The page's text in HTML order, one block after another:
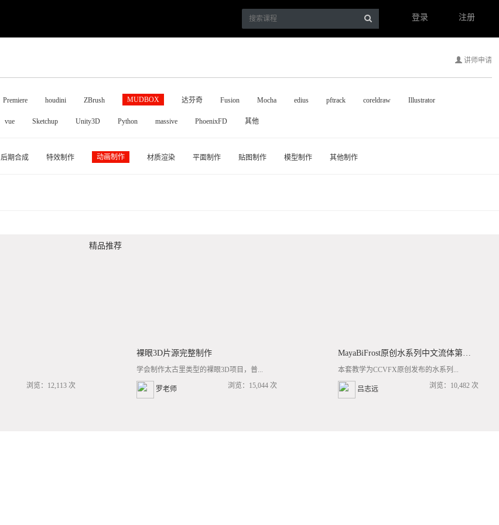
登录 注册
讲师申请
Premiere houdini ZBrush MUDBOX 达芬奇 Fusion Mocha edius pftrack coreldraw Illustrator
vue Sketchup Unity3D Python massive PhoenixFD 其他
后期合成 特效制作 动画制作 材质渲染 平面制作 贴图制作 模型制作 其他制作
精品推荐
浏览：12,113 次
裸眼3D片源完整制作
学会制作太古里类型的裸眼3D项目，普...
罗老师 浏览：15,044 次
MayaBiFrost原创水系列中文流体第三套BF基础/高阶案例全流程教学
本套教学为CCVFX原创发布的水系列...
吕志远 浏览：10,482 次